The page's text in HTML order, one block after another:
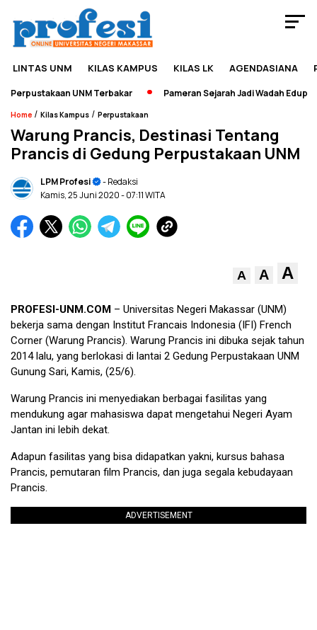
LINTAS UNM KILAS KAMPUS KILAS LK AGENDASIANA
UNM Terbakar Pameran Sejarah Jadi Wadah
Home / Kilas Kampus / Perpustakaan
Warung Prancis, Destinasi Tentang
Prancis di Gedung Perpustakaan UNM
LPM Profesi
- Redaksi
Kamis, 25 Juni 2020- 07:11 WITA
A A A
PROFESI-UNM.COM – Universitas Negeri Makassar (UNM)
bekerja sama dengan Institut Francais Indonesia (IFI) French
Corner (Warung Prancis). Warung Prancis ini dibuka sejak tahun
2014 lalu, yang berlokasi di lantai 2 Gedung Perpustakaan UNM
Gunung Sari, Kamis, (25/6).
Warung Prancis ini menyediakan berbagai fasilitas yang
mendukung agar mahasiswa dapat mengetahui Negeri Ayam
Jantan ini lebih dekat.
Adapun fasilitas yang bisa didapatkan yakni, kursus bahasa
Prancis, pemutaran film Prancis, dan juga segala kebudayaan
Prancis.
ADVERTISEMENT